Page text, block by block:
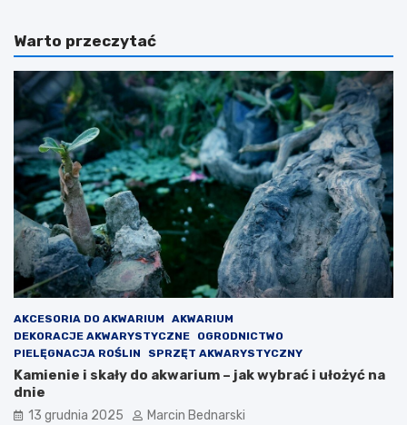
Warto przeczytać
AKCESORIA DO AKWARIUM
AKWARIUM
DEKORACJE AKWARYSTYCZNE
OGRODNICTWO
PIELĘGNACJA ROŚLIN
SPRZĘT AKWARYSTYCZNY
Kamienie i skały do akwarium – jak wybrać i ułożyć na
dnie
13 grudnia 2025 Marcin Bednarski